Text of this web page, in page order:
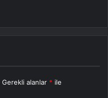
Gerekli alanlar * ile